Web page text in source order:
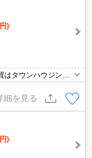
)
タウンハウジング
あります！
細を見る
)